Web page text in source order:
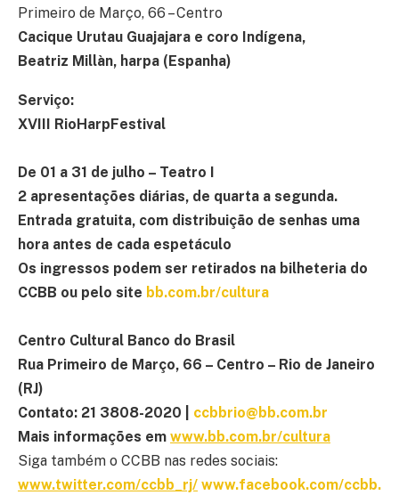
Primeiro de Março, 66 – Centro
Cacique Urutau Guajajara e coro Indígena,
Beatriz Millàn, harpa (Espanha)
Serviço:
XVIII RioHarpFestival
De 01 a 31 de julho – Teatro I
2 apresentações diárias, de quarta a segunda.
Entrada gratuita, com distribuição de senhas uma
hora antes de cada espetáculo
Os ingressos podem ser retirados na bilheteria do
CCBB ou pelo site bb.com.br/cultura
Centro Cultural Banco do Brasil
Rua Primeiro de Março, 66 – Centro – Rio de Janeiro
(RJ)
Contato: 21 3808-2020 | ccbbrio@bb.com.br
Mais informações em www.bb.com.br/cultura
Siga também o CCBB nas redes sociais:
www.twitter.com/ccbb_rj/ www.facebook.com/ccbb.